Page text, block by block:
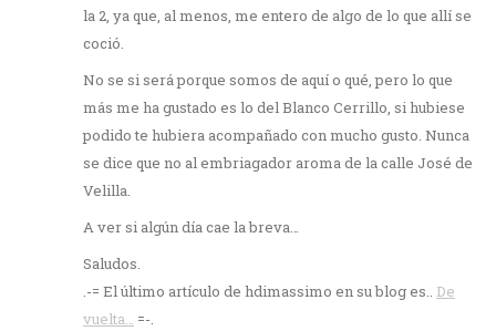
la 2, ya que, al menos, me entero de algo de lo que allí se
coció.
No se si será porque somos de aquí o qué, pero lo que
más me ha gustado es lo del Blanco Cerrillo, si hubiese
podido te hubiera acompañado con mucho gusto. Nunca
se dice que no al embriagador aroma de la calle José de
Velilla.
A ver si algún día cae la breva…
Saludos.
.-= El último artículo de hdimassimo en su blog es.. De
vuelta… =-.